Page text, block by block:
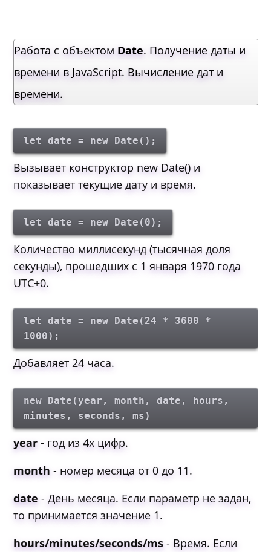
Работа с объектом Date. Получение даты и
времени в JavaScript. Вычисление дат и
времени.
let date = new Date();
Вызывает конструктор new Date() и
показывает текущие дату и время.
let date = new Date(0);
Количество миллисекунд (тысячная доля
секунды), прошедших с 1 января 1970 года
UTC+0.
let date = new Date(24 * 3600 *
1000);
Добавляет 24 часа.
new Date(year, month, date, hours,
minutes, seconds, ms)
year - год из 4х цифр.
month - номер месяца от 0 до 11.
date - День месяца. Если параметр не задан,
то принимается значение 1.
hours/minutes/seconds/ms - Время. Если